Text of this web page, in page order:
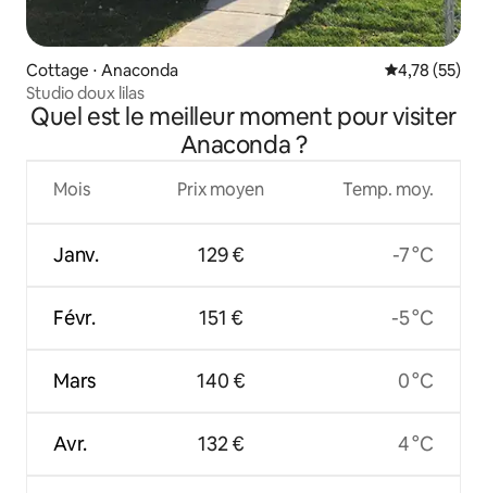
Cottage ⋅ Anaconda Évaluation
4,78 (55)
Studio doux lilas
Quel est le meilleur moment pour visiter
Anaconda ?
Mois
Janv.
Févr.
Mars
Avr.
Prix moyen
129 €
151 €
140 €
132 €
Temp. moy.
-7 °C
-5 °C
0 °C
4 °C